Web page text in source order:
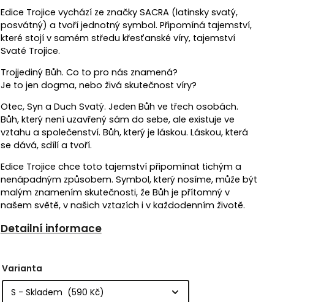
Edice Trojice vychází ze značky SACRA (latinsky svatý,
posvátný) a tvoří jednotný symbol. Připomíná tajemství,
které stojí v samém středu křesťanské víry, tajemství
Svaté Trojice.
Trojjediný Bůh. Co to pro nás znamená?
Je to jen dogma, nebo živá skutečnost víry?
Otec, Syn a Duch Svatý. Jeden Bůh ve třech osobách.
Bůh, který není uzavřený sám do sebe, ale existuje ve
vztahu a společenství. Bůh, který je láskou. Láskou, která
se dává, sdílí a tvoří.
Edice Trojice chce toto tajemství připomínat tichým a
nenápadným způsobem. Symbol, který nosíme, může být
malým znamením skutečnosti, že Bůh je přítomný v
našem světě, v našich vztazích i v každodenním životě.
Detailní informace
Varianta